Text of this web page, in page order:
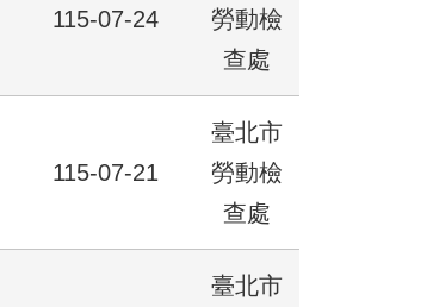
115-07-24
勞動檢
查處
115-07-21
臺北市
勞動檢
查處
臺北市